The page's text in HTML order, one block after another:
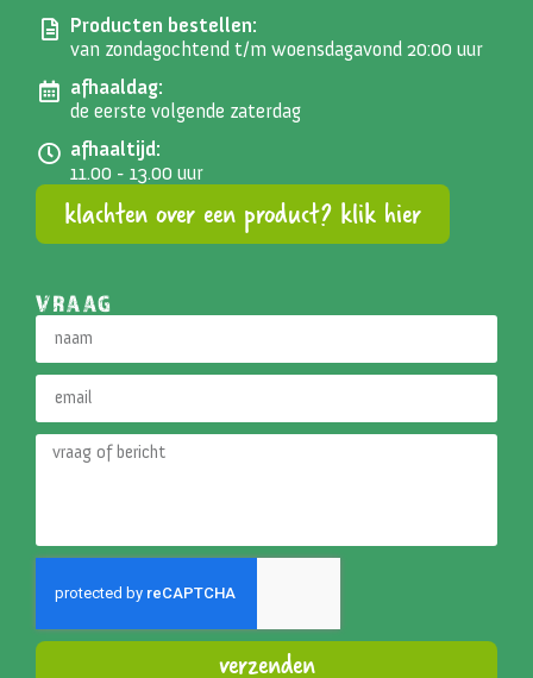
Producten bestellen:
van zondagochtend t/m woensdagavond 20:00 uur
afhaaldag:
de eerste volgende zaterdag
afhaaltijd:
11.00 - 13.00 uur
klachten over een product? klik hier
VRAAG
verzenden